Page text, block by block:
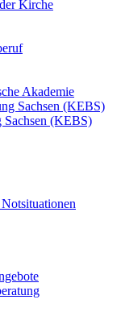
Kirche
Akademie
Sachsen (KEBS)